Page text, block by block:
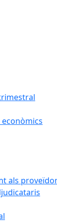
als